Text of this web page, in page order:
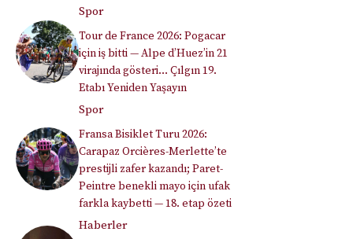
Spor
Tour de France 2026: Pogacar
için iş bitti — Alpe d’Huez’in 21
virajında gösteri… Çılgın 19.
Etabı Yeniden Yaşayın
Spor
Fransa Bisiklet Turu 2026:
Carapaz Orcières-Merlette’te
prestijli zafer kazandı; Paret-
Peintre benekli mayo için ufak
farkla kaybetti — 18. etap özeti
Haberler